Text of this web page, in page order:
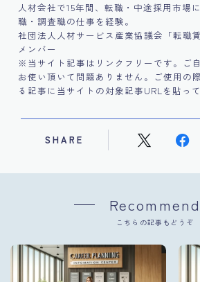
人材会社で15年間、転職・中途採用市場
職・調査職の仕事を経験。
社団法人人材サービス産業協議会「転職
メンバー
※当サイト記事はリンクフリーです。ご
お使い頂いて問題ありません。ご使用の
る記事に当サイトの対象記事URLを貼っ
SHARE
Recommend
こちらの記事もどうぞ